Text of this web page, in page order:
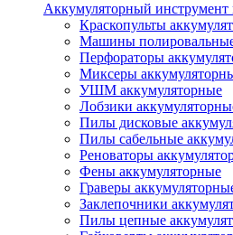
Аккумуляторный инструмент
Краскопульты
Машины
Перфораторы
Миксеры
УШМ аккумуляторные
Лобзики
Пилы дисковые
Пилы сабельные
Реноваторы
Фены аккумуляторные
Граверы
Заклепочники
Пилы цепные